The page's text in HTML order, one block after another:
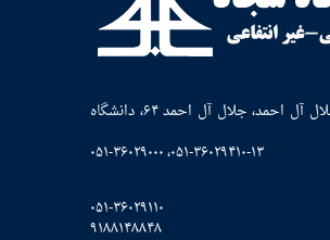
مشهد، بلوار جلال آل احمد، جلال آل احمد ۶۴، دانشگاه
۰۵۱-۳۶۰۲۹۴۱۰-۱۳، ۰۵۱-۳۶۰۲۹۰۰۰
۰۵۱-۳۶۰۲۹۱۱۰
۹۱۸۸۱۴۸۸۴۸